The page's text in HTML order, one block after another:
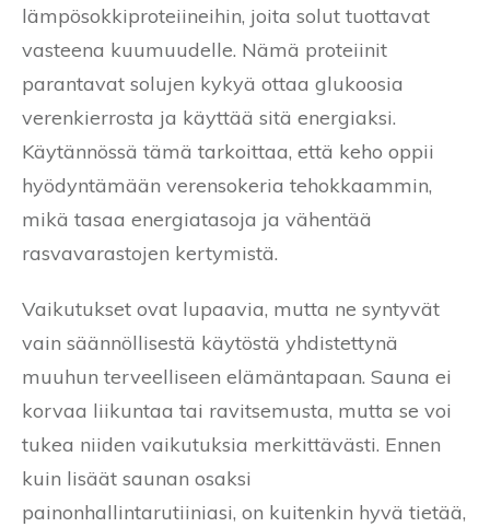
lämpösokkiproteiineihin, joita solut tuottavat
vasteena kuumuudelle. Nämä proteiinit
parantavat solujen kykyä ottaa glukoosia
verenkierrosta ja käyttää sitä energiaksi.
Käytännössä tämä tarkoittaa, että keho oppii
hyödyntämään verensokeria tehokkaammin,
mikä tasaa energiatasoja ja vähentää
rasvavarastojen kertymistä.
Vaikutukset ovat lupaavia, mutta ne syntyvät
vain säännöllisestä käytöstä yhdistettynä
muuhun terveelliseen elämäntapaan. Sauna ei
korvaa liikuntaa tai ravitsemusta, mutta se voi
tukea niiden vaikutuksia merkittävästi. Ennen
kuin lisäät saunan osaksi
painonhallintarutiiniasi, on kuitenkin hyvä tietää,